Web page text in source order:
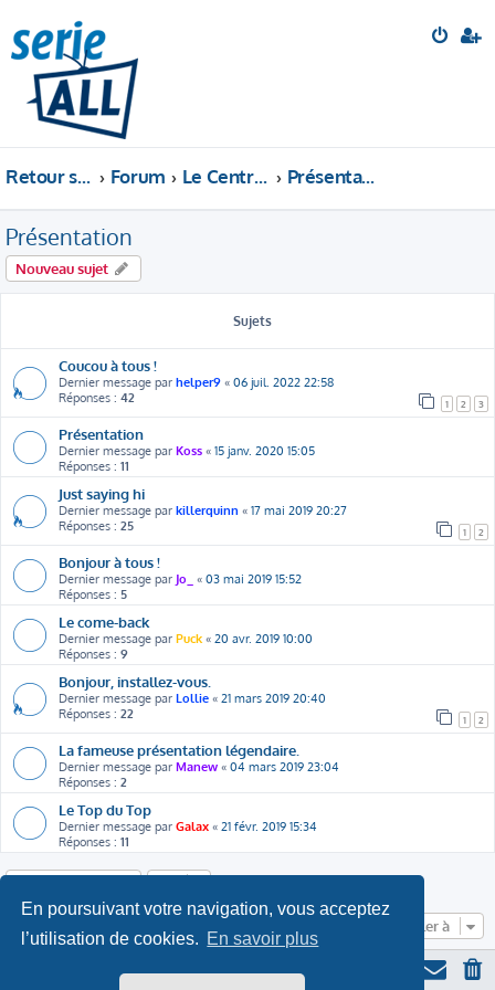
En poursuivant votre navigation, vous acceptez
l’utilisation de cookies. En savoir plus
Retour sur le site Forum Le Central Perk Présentation
Présentation
Nouveau sujet
Sujets
Coucou à tous !
Dernier message par helper9 « 06 juil. 2022 22:58
Réponses : 42 1 2 3
Présentation
Dernier message par Koss « 15 janv. 2020 15:05
Réponses : 11
Just saying hi
Dernier message par killerquinn « 17 mai 2019 20:27
Réponses : 25 1 2
Bonjour à tous !
Dernier message par Jo_ « 03 mai 2019 15:52
Réponses : 5
Le come-back
Dernier message par Puck « 20 avr. 2019 10:00
Réponses : 9
Bonjour, installez-vous.
Dernier message par Lollie « 21 mars 2019 20:40
Réponses : 22 1 2
La fameuse présentation légendaire.
Dernier message par Manew « 04 mars 2019 23:04
Réponses : 2
Le Top du Top
Dernier message par Galax « 21 févr. 2019 15:34
Réponses : 11
Aller à